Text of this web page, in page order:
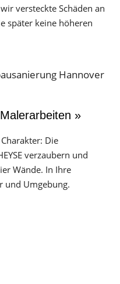
versteckte Schäden an
später keine höheren
»
Die
verzaubern und
Wände. In Ihre
und Umgebung.